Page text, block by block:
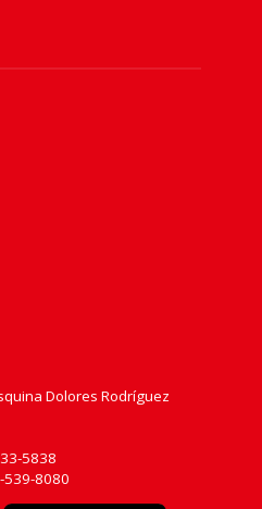
Dolores Rodríguez
5838
539-8080